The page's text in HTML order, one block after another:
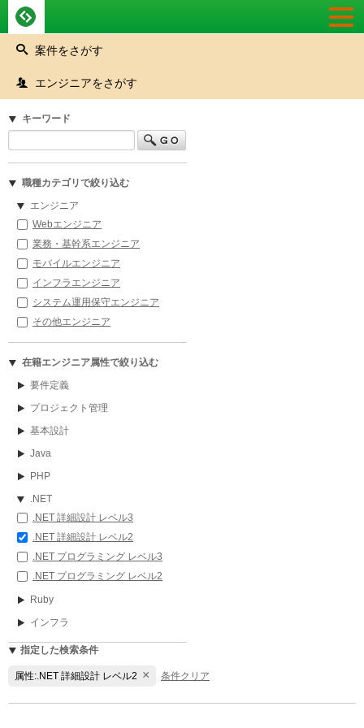
案件をさがす
エンジニアをさがす
キーワード
職種カテゴリで絞り込む
エンジニア
Webエンジニア
業務・基幹系エンジニア
モバイルエンジニア
インフラエンジニア
システム運用保守エンジニア
その他エンジニア
在籍エンジニア属性で絞り込む
要件定義
プロジェクト管理
基本設計
Java
PHP
.NET
.NET 詳細設計 レベル3
.NET 詳細設計 レベル2
.NET プログラミング レベル3
.NET プログラミング レベル2
Ruby
インフラ
指定した検索条件
属性:.NET 詳細設計 レベル2 × 条件クリア